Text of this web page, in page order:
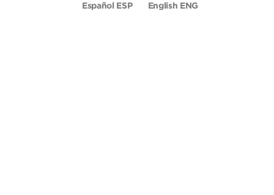
Español ESP English ENG